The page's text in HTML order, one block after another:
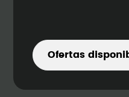
Ofertas